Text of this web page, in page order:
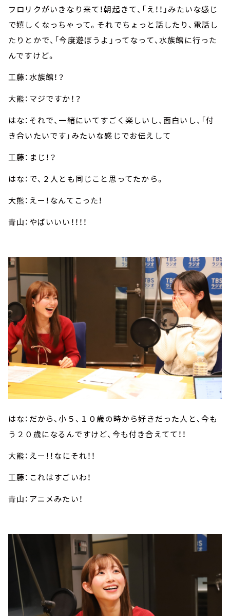
フロリクがいきなり来て！朝起きて、「え！！」みたいな感じ
で嬉しくなっちゃって。それでちょっと話したり、電話し
たりとかで、「今度遊ぼうよ」ってなって、水族館に行った
んですけど。
工藤：水族館！？
大熊：マジですか！？
はな：それで、一緒にいてすごく楽しいし、面白いし、「付
き合いたいです」みたいな感じでお伝えして
工藤：まじ！？
はな：で、２人とも同じこと思ってたから。
大熊：えー！なんてこった！
青山：やばいいい！！！！
はな：だから、小５、１０歳の時から好きだった人と、今も
う２０歳になるんですけど、今も付き合えてて！！
大熊：えー！！なにそれ！！
工藤：これはすごいわ！
青山：アニメみたい！